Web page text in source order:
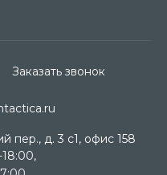
пер., д. 3 c1, офис 158
Заказать звонок